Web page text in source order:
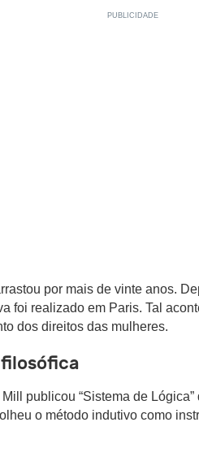
por mais de vinte anos.
foi realizado em Paris. Tal
dos direitos das mulheres.
publicou “Sistema de
o método indutivo como